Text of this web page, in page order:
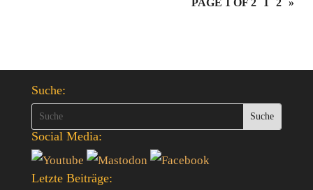
PAGE 1 OF 2 1 2 »
Suche:
Social Media:
Letzte Beiträge: